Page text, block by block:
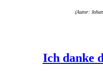
(Autor:
Ich danke